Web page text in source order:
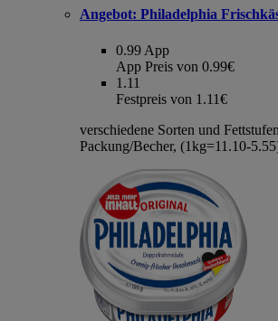
Angebot: Philadelphia
0.99 App
App Preis von 0.99€
1.11
Festpreis von 1.11€
verschiedene Sorten und
Packung/Becher, (1kg=11.10-